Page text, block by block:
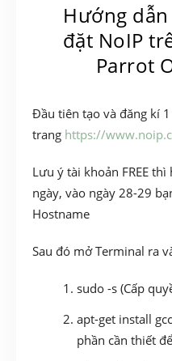
Hướng
đặt NoIP
Parrot
Đầu tiên tạo và đăng kí
trang https://
Lưu ý tài khoản FREE
ngày, vào ngày 28-29
Hostname
Sau đó mở Terminal ra
sudo -s (Cấp
apt-get install
phần cần thiết